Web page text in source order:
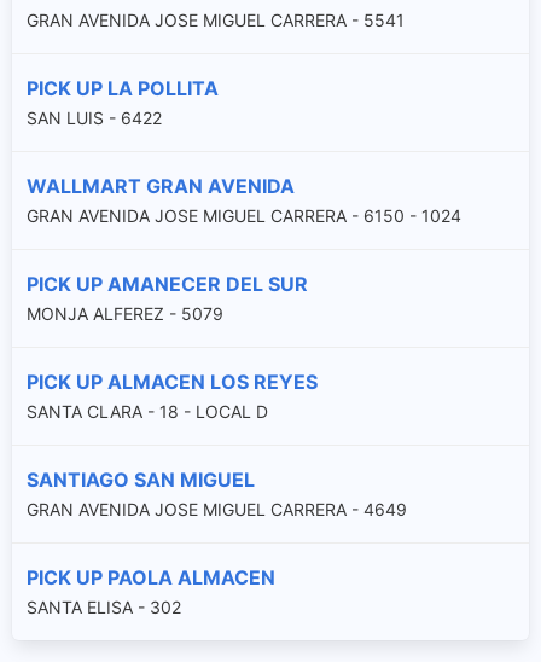
GRAN AVENIDA JOSE MIGUEL CARRERA - 5541
PICK UP LA POLLITA
SAN LUIS - 6422
WALLMART GRAN AVENIDA
GRAN AVENIDA JOSE MIGUEL CARRERA - 6150 - 1024
PICK UP AMANECER DEL SUR
MONJA ALFEREZ - 5079
PICK UP ALMACEN LOS REYES
SANTA CLARA - 18 - LOCAL D
SANTIAGO SAN MIGUEL
GRAN AVENIDA JOSE MIGUEL CARRERA - 4649
PICK UP PAOLA ALMACEN
SANTA ELISA - 302